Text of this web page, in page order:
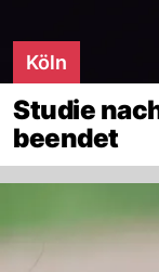
Köln
Studie
beendet